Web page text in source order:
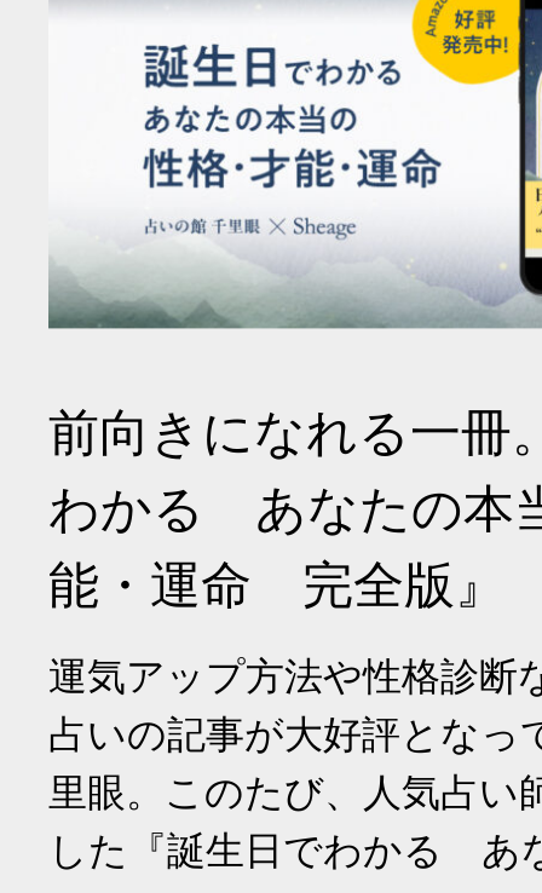
前向きになれる一冊
わかる あなたの本
能・運命 完全版』
運気アップ方法や性格診断
占いの記事が大好評となっ
里眼。このたび、人気占い
した『誕生日でわかる あ